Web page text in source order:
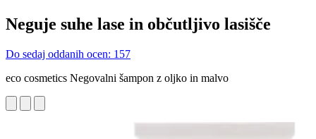
Neguje suhe lase in občutljivo lasišče
Do sedaj oddanih ocen: 157
eco cosmetics Negovalni šampon z oljko in malvo